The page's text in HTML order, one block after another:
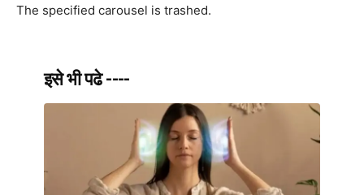
The specified carousel is trashed.
इसे भी पढे ----